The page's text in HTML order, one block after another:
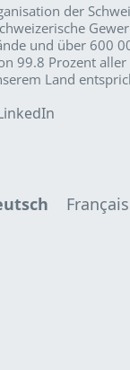
der
und über 600
99.8 Prozent aller
Land
Français